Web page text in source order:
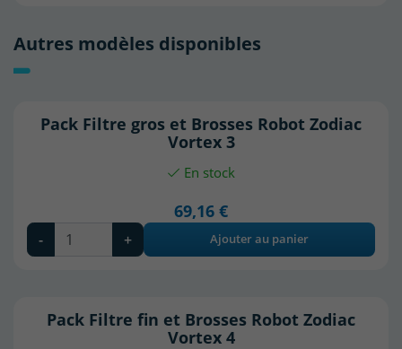
Autres modèles disponibles
Pack Filtre gros et Brosses Robot Zodiac
Vortex 3
En stock
69,16 €
- + Ajouter au panier
Pack Filtre fin et Brosses Robot Zodiac
Vortex 4